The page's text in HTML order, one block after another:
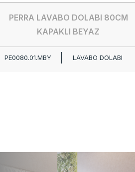
PERRA LAVABO DOLABI 80CM
KAPAKLI BEYAZ
PE0080.01.MBY LAVABO DOLABI